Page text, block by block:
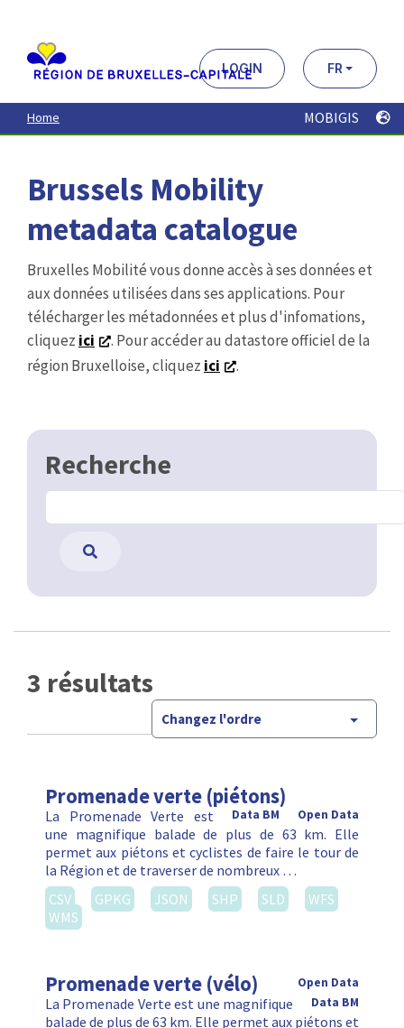
contenu
principal
LOGIN FR
Home MOBIGIS
Brussels Mobility
metadata catalogue
Bruxelles Mobilité vous donne accès à ses données et
aux données utilisées dans ses applications. Pour
télécharger les métadonnées et plus d'infomations,
cliquez ici
. Pour accéder au datastore officiel de la
région Bruxelloise, cliquez ici .
Recherche
3 résultats
Changez l'ordre
Promenade verte (piétons)
Open Data
Data BM
La Promenade Verte est
une magnifique balade de plus de 63 km. Elle
permet aux piétons et cyclistes de faire le tour de
la Région et de traverser de nombreux …
CSV
GPKG JSON SHP SLD
WFS
WMS
Promenade verte (vélo)
Open Data
Data BM
La Promenade Verte est une magnifique
balade de plus de 63 km. Elle permet aux piétons et